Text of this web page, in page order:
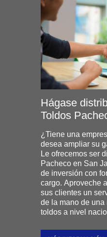
Hágase
Toldos
¿Tiene una
desea ampliar su
Le ofrecemos ser
Pacheco en San
de inversión con
cargo. Aproveche
sus clientes un
de la mano de
toldos a nivel